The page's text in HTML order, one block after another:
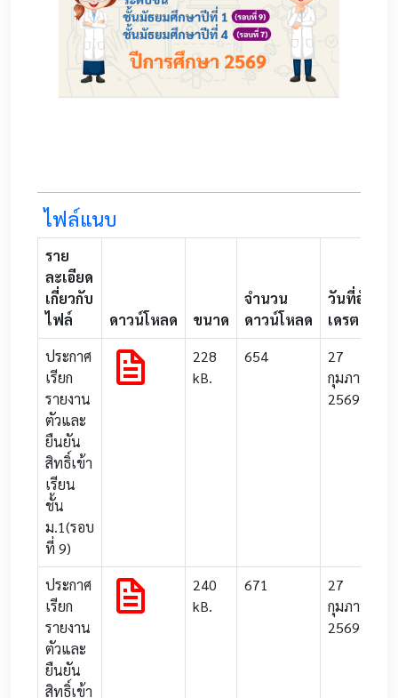
ไฟล์แนบ
ราย
ละเอียด
เกี่ยวกับ
ไฟล์
ดาวน์โหลด ขนาด
จำนวน
ดาวน์โหลด
วันที่อับ
เดรต
ประกาศ
เรียก
รายงาน
ตัวและ
ยืนยัน
สิทธิ์เข้า
เรียน
ชั้น
ม.1(รอบ
ที่ 9)
228
kB.
654
27
กุมภาพันธ์
2569
ประกาศ
เรียก
รายงาน
ตัวและ
ยืนยัน
สิทธิ์เข้า
240
kB.
671
27
กุมภาพันธ์
2569